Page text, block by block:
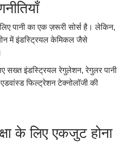
पानी का एक ज़रूरी सोर्स है। लेकिन,
में इंडस्ट्रियल केमिकल जैसे
सख्त इंडस्ट्रियल रेगुलेशन, रेगुलर पानी
एडवांस्ड फिल्ट्रेशन टेक्नोलॉजी की
के लिए एकजुट होना